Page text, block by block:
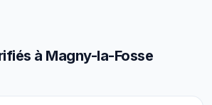
à Magny-la-Fosse